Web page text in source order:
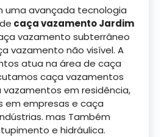
uma avançada tecnologia
caça vazamento Jardim
vazamento subterrâneo
vazamento não visível. A
atua na área de caça
caça vazamentos
vazamentos em residência,
em empresas e caça
mas Também
e hidráulica.